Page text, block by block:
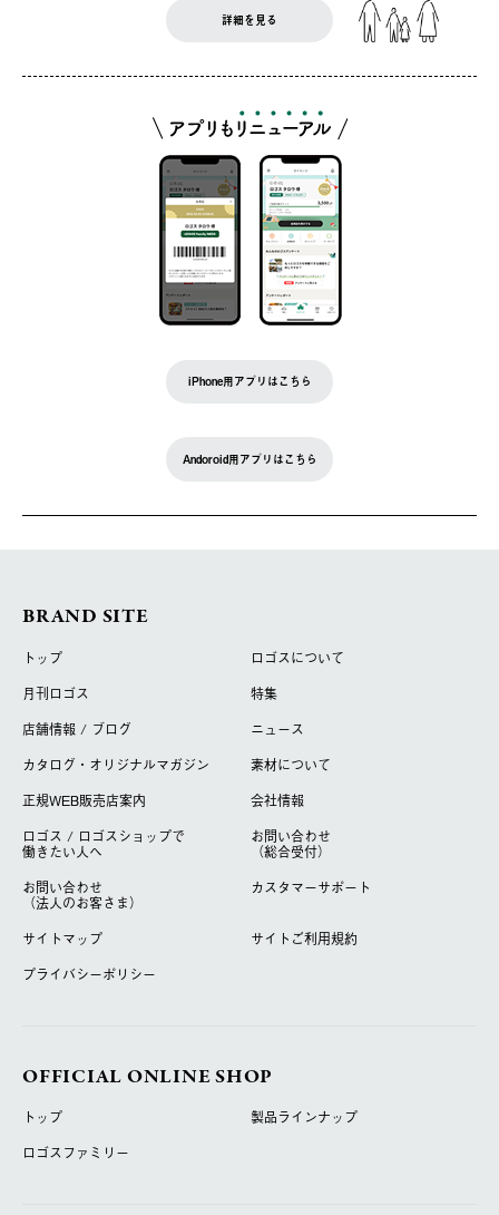
詳細を見る
iPhone用アプリはこちら
Andoroid用アプリはこちら
BRAND SITE
トップ
ロゴスについて
月刊ロゴス
特集
店舗情報 / ブログ
ニュース
カタログ・オリジナルマガジン
素材について
正規WEB販売店案内
会社情報
ロゴス / ロゴスショップで
働きたい人へ
お問い合わせ
（総合受付）
お問い合わせ
（法人のお客さま）
カスタマーサポート
サイトマップ
サイトご利用規約
プライバシーポリシー
OFFICIAL ONLINE SHOP
トップ
製品ラインナップ
ロゴスファミリー